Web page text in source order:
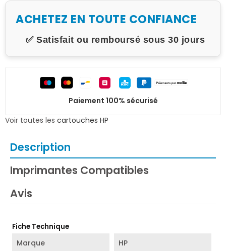
ACHETEZ EN TOUTE CONFIANCE
✅ Satisfait ou remboursé sous 30 jours
Paiement 100% sécurisé
Voir toutes les cartouches HP
Description
Imprimantes Compatibles
Avis
Fiche Technique
Marque HP